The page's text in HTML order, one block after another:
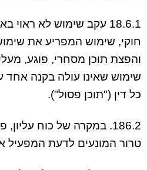
18.6.1 עקב שימוש לא
חוקי, שימוש המפריע את
והפצת תוכן מסחרי, פוגע,
שימוש שאינו עולה בקנה אחד
כל דין ("תוכן פסול").
186.2. במקרה של כוח
טרור המונעים לדעת